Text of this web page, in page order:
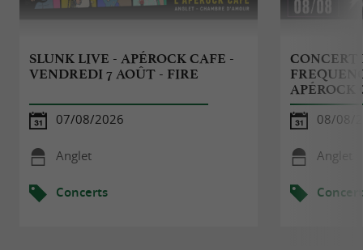
SLUNK LIVE - APÉROCK CAFE -
VENDREDI 7 AOÛT - FIRE
07/08/2026
Anglet
Concerts
CONCERT
APÉROCK
08/08/
Anglet